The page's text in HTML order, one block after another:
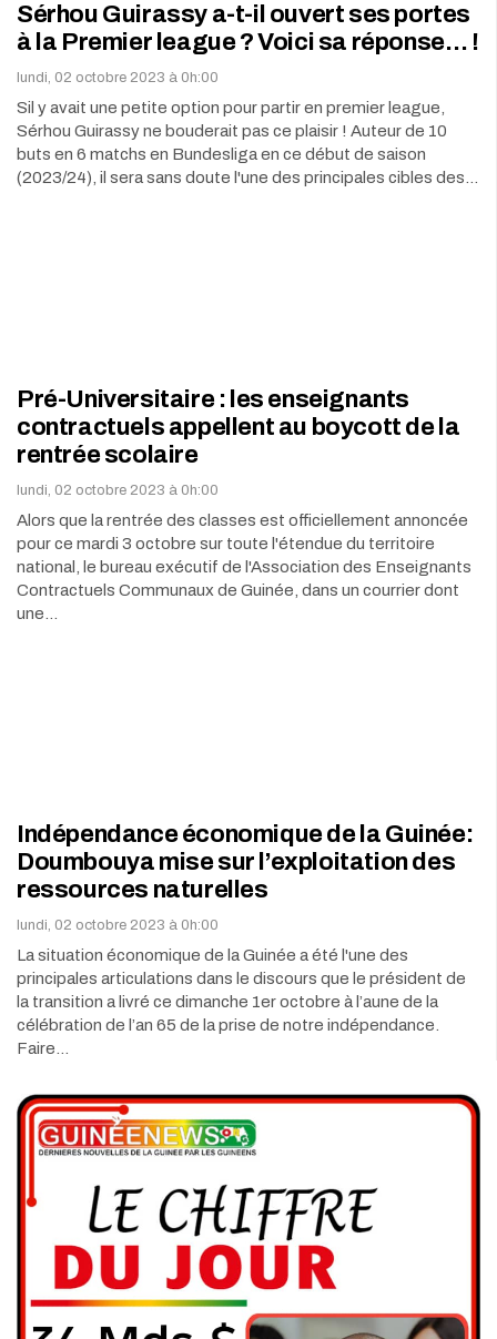
Sérhou Guirassy a-t-il ouvert ses portes
à la Premier league ? Voici sa réponse… !
lundi, 02 octobre 2023 à 0h:00
Sil y avait une petite option pour partir en premier league,
Sérhou Guirassy ne bouderait pas ce plaisir ! Auteur de 10
buts en 6 matchs en Bundesliga en ce début de saison
(2023/24), il sera sans doute l'une des principales cibles des…
Pré-Universitaire : les enseignants
contractuels appellent au boycott de la
rentrée scolaire
lundi, 02 octobre 2023 à 0h:00
Alors que la rentrée des classes est officiellement annoncée
pour ce mardi 3 octobre sur toute l'étendue du territoire
national, le bureau exécutif de l'Association des Enseignants
Contractuels Communaux de Guinée, dans un courrier dont
une…
Indépendance économique de la Guinée:
Doumbouya mise sur l’exploitation des
ressources naturelles
lundi, 02 octobre 2023 à 0h:00
La situation économique de la Guinée a été l'une des
principales articulations dans le discours que le président de
la transition a livré ce dimanche 1er octobre à l’aune de la
célébration de l’an 65 de la prise de notre indépendance.
Faire…